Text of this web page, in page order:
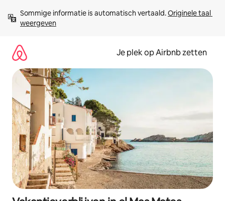
direct
naar
Sommige informatie is automatisch vertaald. Originele taal
weergeven
Je plek op Airbnb zetten